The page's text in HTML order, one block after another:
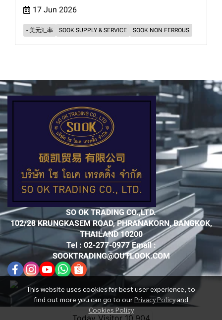
17 Jun 2026
- 美元汇率 SOOK SUPPLY & SERVICE SOOK NON FERROUS
This website uses cookies for best user experience, to
find out more you can go to ourPrivacy Policyand
Cookies Policy
SO OK TRADING CO.,LTD.
102/28 KRUNGKASEM ROAD, PHRANAKORN, BANGKOK,
THAILAND 10200
Tel : 02-277-0977 Email :
SOOKTRADING@OUTLOOK.COM
Today Visitor 10,904